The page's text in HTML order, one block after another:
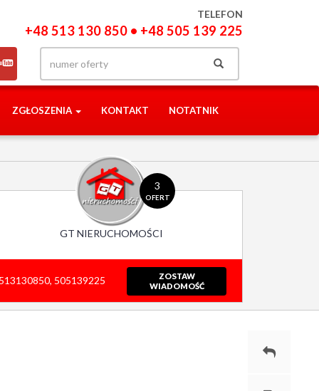
TELEFON
+48 513 130 850 • +48 505 139 225
ZGŁOSZENIA KONTAKT NOTATNIK
3
OFERT
GT NIERUCHOMOŚCI
505139225
ZOSTAW
WIADOMOŚĆ